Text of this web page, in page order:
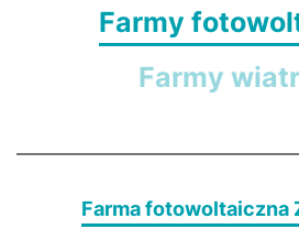
Farmy
Farmy
Farma fotowoltaiczna